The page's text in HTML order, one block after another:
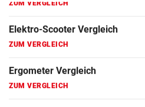
ZUM VERGLEICH
ZUM VERGLEICH